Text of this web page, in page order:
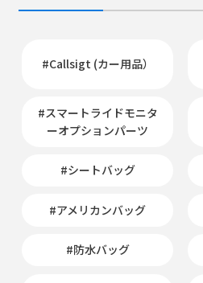
#Callsigt (カー用品）
#スマートライドモニタ
ーオプションパーツ
#シートバッグ
#アメリカンバッグ
#防水バッグ